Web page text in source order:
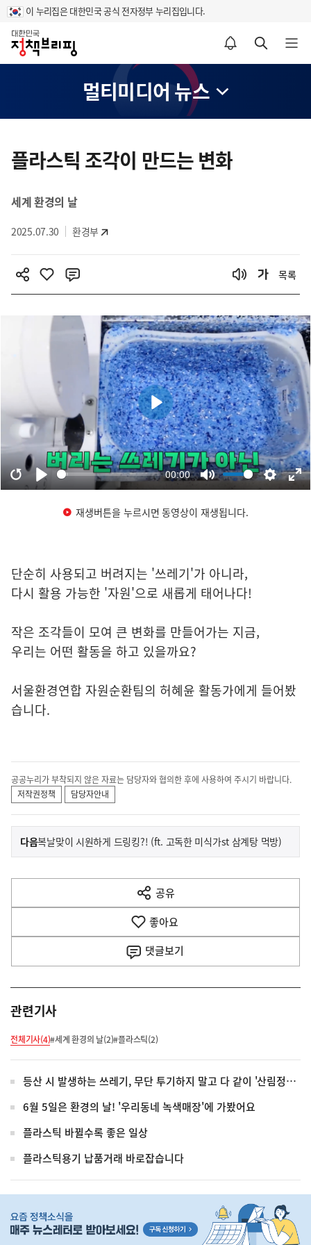
이 누리집은 대한민국 공식 전자정부 누리집입니다.
홈
알림설정 바로가기 검색 바로가기 메뉴 열기
멀티미디어 뉴스
텐
츠
영
역
플라스틱 조각이 만드는 변화
세계 환경의 날
2025.07.30 환경부
목록
재생버튼을 누르시면 동영상이 재생됩니다.
단순히 사용되고 버려지는 '쓰레기'가 아니라,
다시 활용 가능한 '자원'으로 새롭게 태어나다!
작은 조각들이 모여 큰 변화를 만들어가는 지금,
우리는 어떤 활동을 하고 있을까요?
서울환경연합 자원순환팀의 허혜윤 활동가에게 들어봤
습니다.
공공누리가 부착되지 않은 자료는 담당자와 협의한 후에 사용하여 주시기 바랍니다.
저작권정책
담당자안내
이
전
다
음
다음기
사
복날맞이 시원하게 드링킹?! (ft. 고독한 미식가st 삼계탕 먹방)
공유
열
기
좋아요
댓글보기
관련기사
전체기사(4)#세계 환경의 날(2)#플라스틱(2)
등산 시 발생하는 쓰레기, 무단 투기하지 말고 다 같이 '산림정화' 해요
6월 5일은 환경의 날! '우리동네 녹색매장'에 가봤어요
플라스틱 바뀔수록 좋은 일상
플라스틱용기 납품거래 바로잡습니다
단